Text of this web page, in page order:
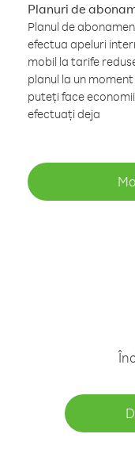
Planuri de
Planul de
efectua apeluri
mobil la tarife
planul la un
puteți face
efectuați deja